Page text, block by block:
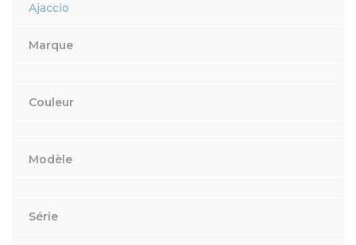
Ajaccio
Marque
Couleur
Modèle
Série